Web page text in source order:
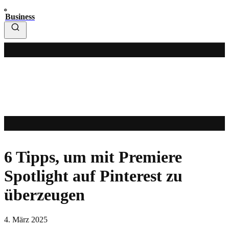
Business
6 Tipps, um mit Premiere
Spotlight auf Pinterest zu
überzeugen
4. März 2025